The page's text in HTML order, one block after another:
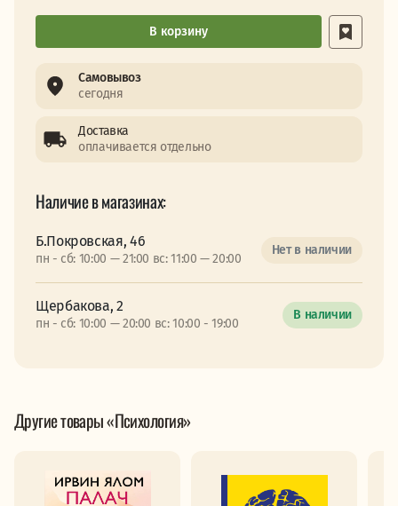
В корзину
Самовывоз
сегодня
Доставка
оплачивается отдельно
Наличие в магазинах:
Б.Покровская, 46
пн - сб: 10:00 — 21:00 вс: 11:00 — 20:00
Нет в наличии
Щербакова, 2
пн - сб: 10:00 — 20:00 вс: 10:00 - 19:00
В наличии
Другие товары «Психология»